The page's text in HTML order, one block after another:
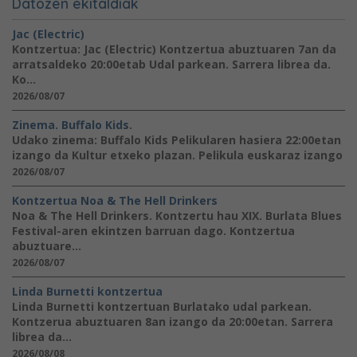
Jac (Electric)
Kontzertua: Jac (Electric) Kontzertua abuztuaren 7an da
arratsaldeko 20:00etab Udal parkean. Sarrera librea da.
Ko...
2026/08/07
Zinema. Buffalo Kids.
Udako zinema: Buffalo Kids Pelikularen hasiera 22:00etan
izango da Kultur etxeko plazan. Pelikula euskaraz izango
2026/08/07
Kontzertua Noa & The Hell Drinkers
Noa & The Hell Drinkers. Kontzertu hau XIX. Burlata Blues
Festival-aren ekintzen barruan dago. Kontzertua
abuztuare...
2026/08/07
Linda Burnetti kontzertua
Linda Burnetti kontzertuan Burlatako udal parkean.
Kontzerua abuztuaren 8an izango da 20:00etan. Sarrera
librea da...
2026/08/08